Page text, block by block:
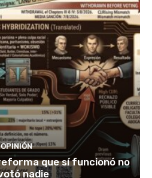
OPINIÓN
que sí funcionó no
nadie